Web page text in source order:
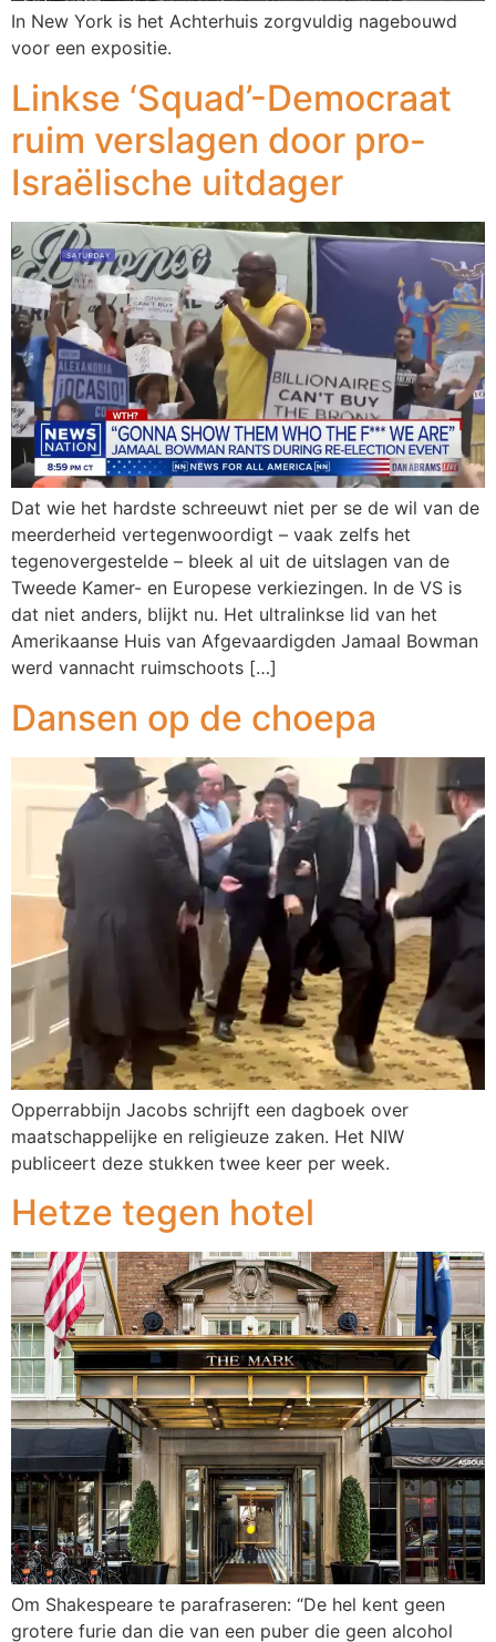
In New York is het Achterhuis zorgvuldig nagebouwd
voor een expositie.
Linkse ‘Squad’-Democraat
ruim verslagen door pro-
Israëlische uitdager
Dat wie het hardste schreeuwt niet per se de wil van de
meerderheid vertegenwoordigt – vaak zelfs het
tegenovergestelde – bleek al uit de uitslagen van de
Tweede Kamer- en Europese verkiezingen. In de VS is
dat niet anders, blijkt nu. Het ultralinkse lid van het
Amerikaanse Huis van Afgevaardigden Jamaal Bowman
werd vannacht ruimschoots […]
Dansen op de choepa
Opperrabbijn Jacobs schrijft een dagboek over
maatschappelijke en religieuze zaken. Het NIW
publiceert deze stukken twee keer per week.
Hetze tegen hotel
Om Shakespeare te parafraseren: “De hel kent geen
grotere furie dan die van een puber die geen alcohol